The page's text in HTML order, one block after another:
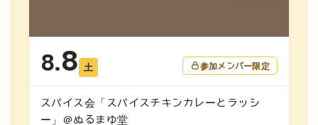
8.8 土 参加メンバー限定
スパイス会「スパイスチキンカレーとラッシ
ー」＠ぬるまゆ堂